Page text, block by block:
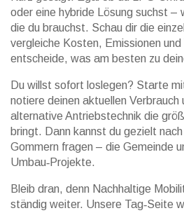
oder eine hybride Lösung suchst –
die du brauchst. Schau dir die
vergleiche Kosten, Emissionen
entscheide, was am besten zu
Du willst sofort loslegen? Starte
notiere deinen aktuellen Verbrauch
alternative Antriebstechnik die
bringt. Dann kannst du gezielt
Gommern fragen – die Gemeinde
Umbau‑Projekte.
Bleib dran, denn Nachhaltige
ständig weiter. Unsere Tag‑Seite